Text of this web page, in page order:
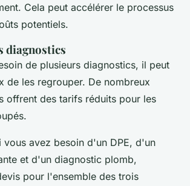
Cela peut accélérer le processus
potentiels.
diagnostics
de plusieurs diagnostics, il peut
de les regrouper. De nombreux
offrent des tarifs réduits pour les
vous avez besoin d'un DPE, d'un
et d'un diagnostic plomb,
pour l'ensemble des trois